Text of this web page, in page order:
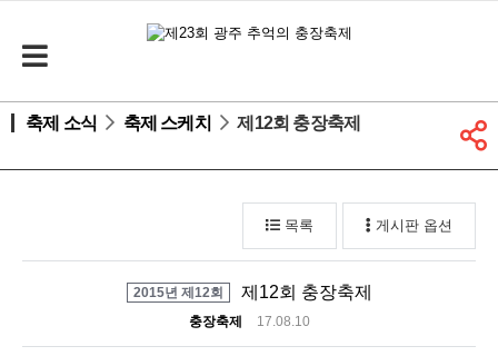
축제 소식 축제 스케치 제12회 충장축제
목록 게시판 옵션
2015년 제12회 제12회 충장축제
충장축제 17.08.10